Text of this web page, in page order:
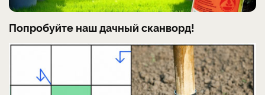
Попробуйте наш дачный сканворд!